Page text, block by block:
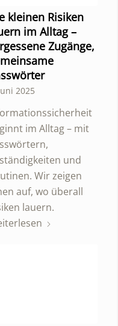
kleinen Risiken
im Alltag –
Zugänge,
2025
im Alltag – mit
und
Wir zeigen
auf, wo überall
lauern.